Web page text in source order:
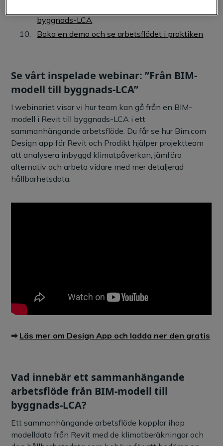
byggnads-LCA
Boka en demo och se arbetsflödet i praktiken
Se vårt inspelade webinar: ”Från BIM-
modell till byggnads-LCA”
I webinariet visar vi hur team kan gå från en BIM-
modell i Revit till byggnads-LCA i ett
sammanhängande arbetsflöde. Du får se hur Bim.com
Design app för Revit och Prodikt hjälper projektteam
att analysera inbyggd klimatpåverkan, jämföra
alternativ och arbeta vidare med mer detaljerad
hållbarhetsdata.
➡ Läs mer om Design App och ladda ner den gratis
Vad innebär ett sammanhängande
arbetsflöde från BIM-modell till
byggnads-LCA?
Ett sammanhängande arbetsflöde kopplar ihop
modelldata från Revit med de klimatberäkningar och